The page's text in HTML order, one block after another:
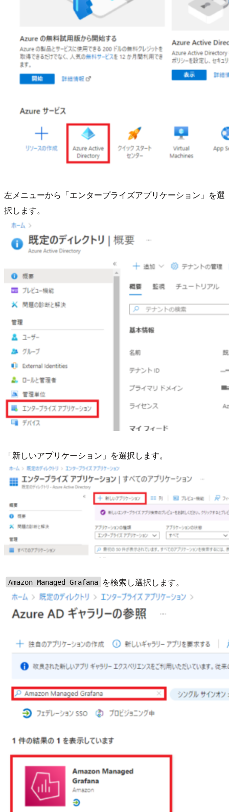
左メニューから「エンタープライズアプリケーション」を選
択します。
「新しいアプリケーション」を選択します。
Amazon Managed Grafana を検索し選択します。